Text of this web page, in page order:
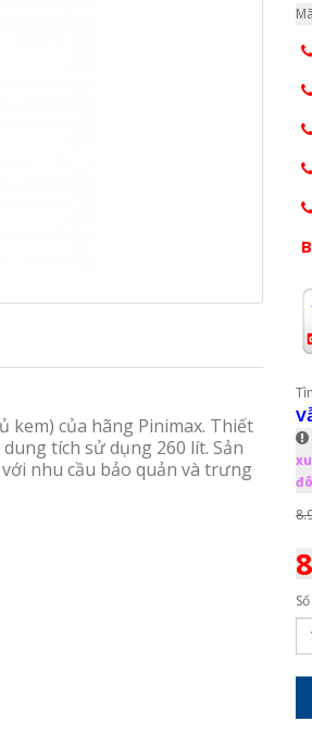
của hãng Pinimax. Thiết
tích sử dụng 260 lít. Sản
nhu cầu bảo quản và trưng